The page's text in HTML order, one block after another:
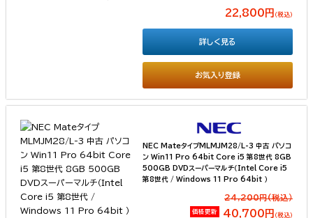
22,800円 （税込）
お気入り登録
詳しく見る
NEC MateタイプMLMJM28/L-3 中古 パソコ
ン Win11 Pro 64bit Core i5 第8世代 8GB
500GB DVDスーパーマルチ（Intel Core i5
第8世代 / Windows 11 Pro 64bit ）
24,200円(税込）
価格更新 40,700円 （税込）